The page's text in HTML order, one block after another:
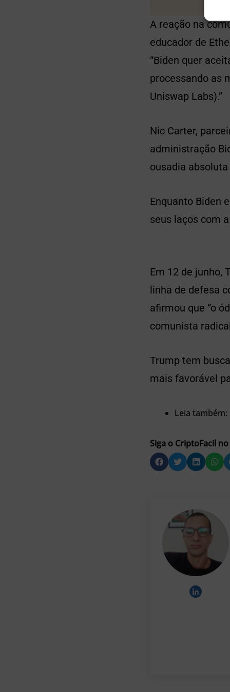
A reação na
educador de
“Biden quer
processando as
Uniswap Labs).”
Nic Carter,
administração
ousadia
Enquanto Biden
seus laços com
Em 12 de junho,
linha de defesa
afirmou que “o
comunista
Trump tem
mais favorável
Leia também:
Siga o CriptoFacil no